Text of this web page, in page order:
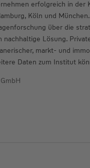
erfolgreich in
Köln und
über die
Lösung.
markt- und
Daten zum Institut